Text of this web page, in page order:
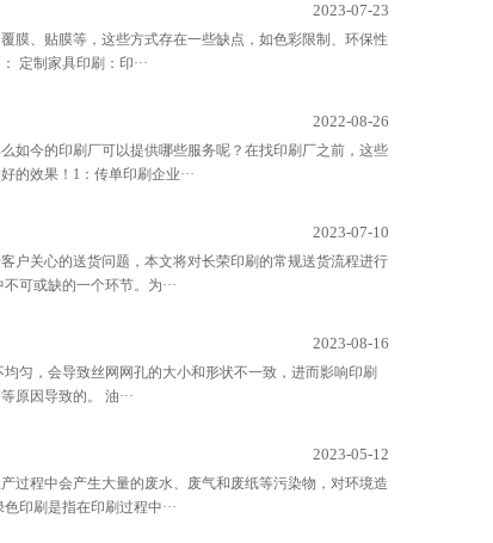
2023-07-23
膜、贴膜等，这些方式存在一些缺点，如色彩限制、环保性
定制家具印刷：印···
2022-08-26
如今的印刷厂可以提供哪些服务呢？在找印刷厂之前，这些
效果！1：传单印刷企业···
2023-07-10
户关心的送货问题，本文将对长荣印刷的常规送货流程进行
可或缺的一个环节。为···
2023-08-16
匀，会导致丝网网孔的大小和形状不一致，进而影响印刷
原因导致的。 油···
2023-05-12
过程中会产生大量的废水、废气和废纸等污染物，对环境造
印刷是指在印刷过程中···